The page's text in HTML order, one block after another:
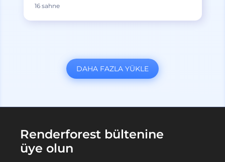
16 sahne
DAHA FAZLA YÜKLE
Renderforest bültenine
üye olun